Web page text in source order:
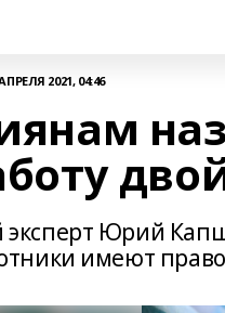
2021, 04:46
Юрий
имеют